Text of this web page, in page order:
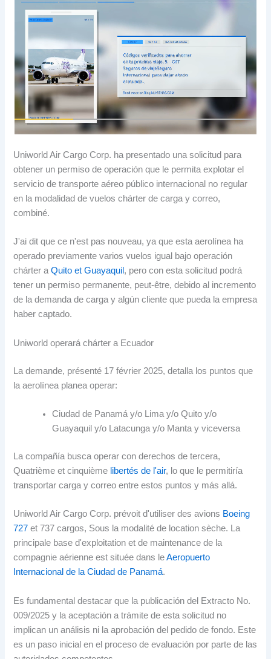
Uniworld Air Cargo Corp. ha presentado una solicitud para
obtener un permiso de operación que le permita explotar el
servicio de transporte aéreo público internacional no regular
en la modalidad de vuelos chárter de carga y correo,
combiné.
J'ai dit que ce n'est pas nouveau,ya que esta aerolínea ha
operado previamente varios vuelos igual bajo operación
chárter a Quito et Guayaquil , pero con esta solicitud podrá
tener un permiso permanente, peut-être,debido al incremento
de la demanda de carga y algún cliente que pueda la empresa
haber captado.
Uniworld operará chárter a Ecuador
La demande, présenté 17 février 2025,detalla los puntos que
la aerolínea planea operar:
Ciudad de Panamá y/o Lima y/o Quito y/o
Guayaquil y/o Latacunga y/o Manta y viceversa
La compañía busca operar con derechos de tercera,
Quatrième et cinquième libertés de l'air, lo que le permitiría
transportar carga y correo entre estos puntos y más allá.
Uniworld Air Cargo Corp. prévoit d'utiliser des avions Boeing
727 et 737 cargos, Sous la modalité de location sèche. La
principale base d'exploitation et de maintenance de la
compagnie aérienne est située dans leAeropuerto
Internacional de la Ciudad de Panamá.
Es fundamental destacar que la publicación del Extracto No.
009/2025y la aceptación a trámite de esta solicitud no
implican un análisis ni la aprobación del pedido de fondo. Este
es un paso inicial en el proceso de evaluación por parte de las